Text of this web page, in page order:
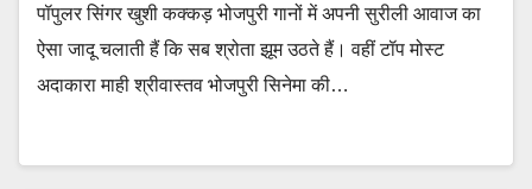
पॉपुलर सिंगर खुशी कक्कड़ भोजपुरी गानों में अपनी सुरीली आवाज का
ऐसा जादू चलाती हैं कि सब श्रोता झूम उठते हैं। वहीं टॉप मोस्ट
अदाकारा माही श्रीवास्तव भोजपुरी सिनेमा की…